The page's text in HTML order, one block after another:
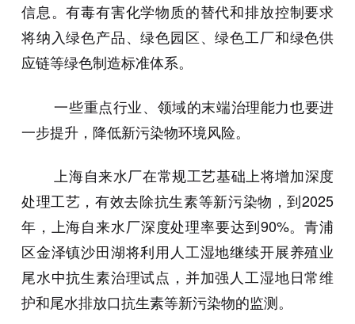
信息。有毒有害化学物质的替代和排放控制要求
将纳入绿色产品、绿色园区、绿色工厂和绿色供
应链等绿色制造标准体系。
一些重点行业、领域的末端治理能力也要进
一步提升，降低新污染物环境风险。
上海自来水厂在常规工艺基础上将增加深度
处理工艺，有效去除抗生素等新污染物，到2025
年，上海自来水厂深度处理率要达到90%。青浦
区金泽镇沙田湖将利用人工湿地继续开展养殖业
尾水中抗生素治理试点，并加强人工湿地日常维
护和尾水排放口抗生素等新污染物的监测。